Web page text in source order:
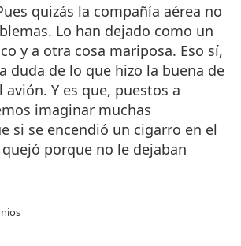
quizás la compañía aérea no
Lo han dejado como un
y a otra cosa mariposa. Eso sí,
duda de lo que hizo la buena de
avión. Y es que, puestos a
imaginar muchas
si se encendió un cigarro en el
porque no le dejaban